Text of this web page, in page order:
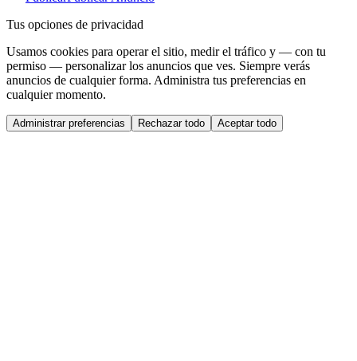
Tus opciones de privacidad
Usamos cookies para operar el sitio, medir el tráfico y — con tu
permiso — personalizar los anuncios que ves. Siempre verás
anuncios de cualquier forma. Administra tus preferencias en
cualquier momento.
Administrar preferencias Rechazar todo Aceptar todo